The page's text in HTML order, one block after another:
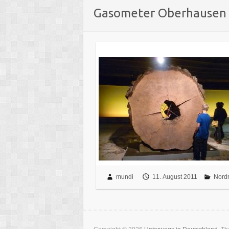
Gasometer Oberhausen
mundi 11. August 2011